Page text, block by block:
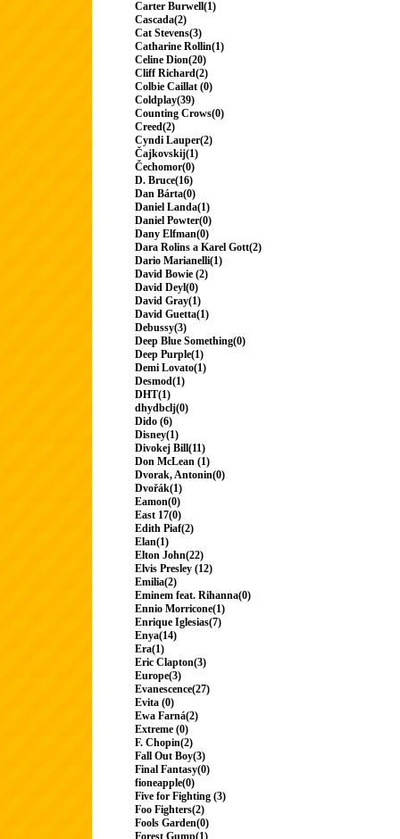
Carter Burwell(1)
Cascada(2)
Cat Stevens(3)
Catharine Rollin(1)
Celine Dion(20)
Cliff Richard(2)
Colbie Caillat (0)
Coldplay(39)
Counting Crows(0)
Creed(2)
Cyndi Lauper(2)
Čajkovskij(1)
Čechomor(0)
D. Bruce(16)
Dan Bárta(0)
Daniel Landa(1)
Daniel Powter(0)
Dany Elfman(0)
Dara Rolins a Karel Gott(2)
Dario Marianelli(1)
David Bowie (2)
David Deyl(0)
David Gray(1)
David Guetta(1)
Debussy(3)
Deep Blue Something(0)
Deep Purple(1)
Demi Lovato(1)
Desmod(1)
DHT(1)
dhydbclj(0)
Dido (6)
Disney(1)
Divokej Bill(11)
Don McLean (1)
Dvorak, Antonin(0)
Dvořák(1)
Eamon(0)
East 17(0)
Edith Piaf(2)
Elan(1)
Elton John(22)
Elvis Presley (12)
Emilia(2)
Eminem feat. Rihanna(0)
Ennio Morricone(1)
Enrique Iglesias(7)
Enya(14)
Era(1)
Eric Clapton(3)
Europe(3)
Evanescence(27)
Evita (0)
Ewa Farná(2)
Extreme (0)
F. Chopin(2)
Fall Out Boy(3)
Final Fantasy(0)
fioneapple(0)
Five for Fighting (3)
Foo Fighters(2)
Fools Garden(0)
Forest Gump(1)